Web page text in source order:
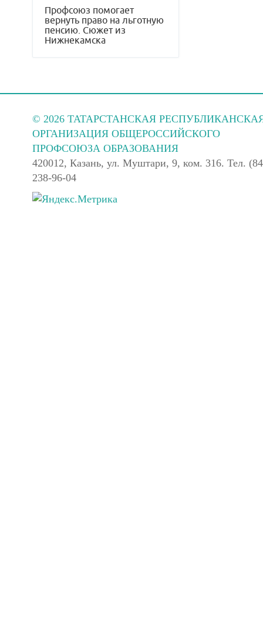
Профсоюз помогает
вернуть право на льготную
пенсию. Сюжет из
Нижнекамска
© 2026 ТАТАРСТАНСКАЯ
ОРГАНИЗАЦИЯ ОБЩЕРОССИЙСКОГО
ПРОФСОЮЗА ОБРАЗОВАНИЯ
420012, Казань, ул. Муштари, 9, ком. 316. Тел.
238-96-04